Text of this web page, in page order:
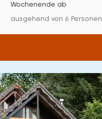
Wochenende ab
ausgehend von 6 Personen